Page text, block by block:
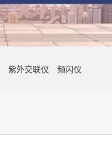
紫外交联仪 频闪仪